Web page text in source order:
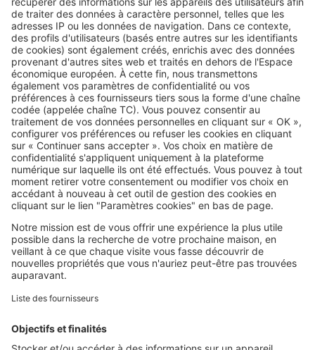
Image
Immobilier local
Investir dans le Var : analyse des
tendances, prix au m² et
opportunités d’achat
SeLoger c'est aussi
Retrouvez-nous sur ...